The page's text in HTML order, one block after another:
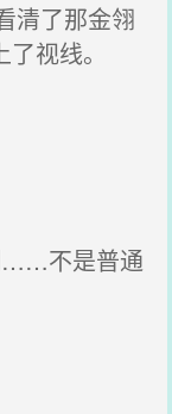
清了那金翎
视线。
……不是普通